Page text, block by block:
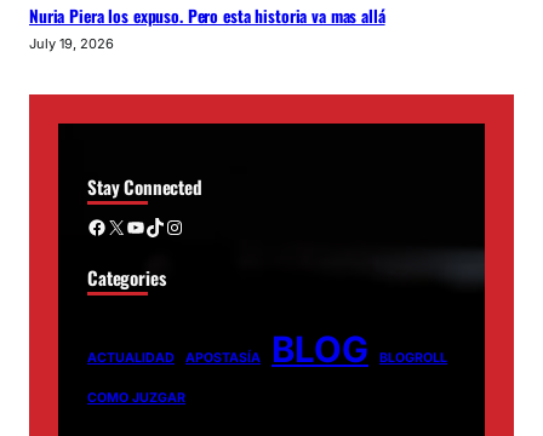
Nuria Piera los expuso. Pero esta historia va mas allá
July 19, 2026
Stay Connected
Facebook X YouTube TikTok Instagram
Categories
ACTUALIDAD APOSTASÍA BLOG BLOGROLL
COMO JUZGAR